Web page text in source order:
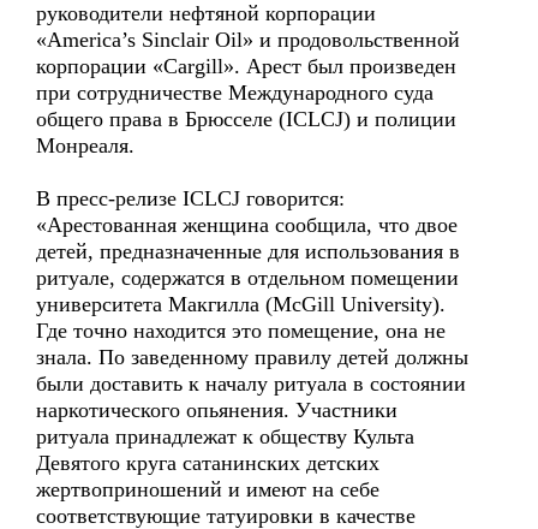
руководители нефтяной корпорации
«America’s Sinclair Oil» и продовольственной
корпорации «Cargill». Арест был произведен
при сотрудничестве Международного суда
общего права в Брюсселе (ICLCJ) и полиции
Монреаля.
В пресс-релизе ICLCJ говорится:
«Арестованная женщина сообщила, что двое
детей, предназначенные для использования в
ритуале, содержатся в отдельном помещении
университета Макгилла (McGill University).
Где точно находится это помещение, она не
знала. По заведенному правилу детей должны
были доставить к началу ритуала в состоянии
наркотического опьянения. Участники
ритуала принадлежат к обществу Культа
Девятого круга сатанинских детских
жертвоприношений и имеют на себе
соответствующие татуировки в качестве